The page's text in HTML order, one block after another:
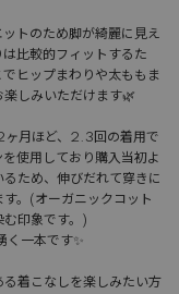
トのため脚が綺麗に見え
比較的フィットするた
ヒップまわりや太ももま
しみいただけます‪‪🌿‬
月ほど、2.3回の着用で
使用しており購入当初よ
ため、伸びだれて穿きに
。(オーガニックコット
む印象です。)
着こなしを楽しみたい方